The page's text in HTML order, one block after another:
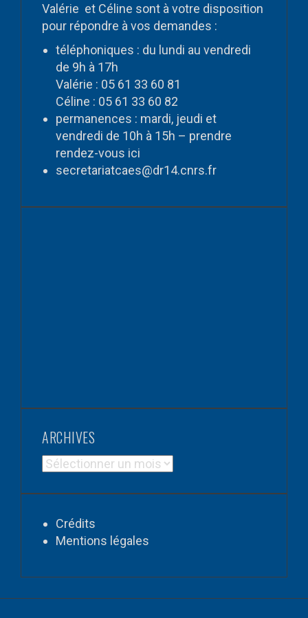
Valérie et Céline sont à votre disposition
pour répondre à vos demandes :
téléphoniques : du lundi au vendredi
de 9h à 17h
Valérie : 05 61 33 60 81
Céline : 05 61 33 60 82
permanences : mardi, jeudi et
vendredi de 10h à 15h – prendre
rendez-vous ici
secretariatcaes@dr14.cnrs.fr
ARCHIVES
ARCHIVES
Crédits
Mentions légales